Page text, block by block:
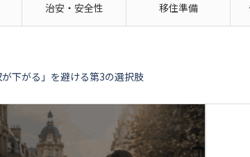
治安・安全性 移住準備
下がる」を避ける第3の選択肢